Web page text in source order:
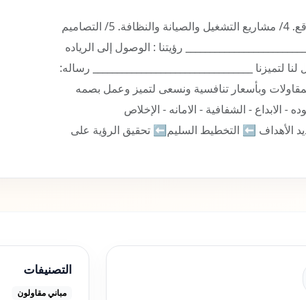
خدماتنا: 1/ ادارة المشاريع. 2/ تشييد المباني. 3/ أعمال تطوير المواقع. 4/ مشاريع التشغيل والصيانة والنظافة. 5/ التصاميم
الهندسيه. ________________________________ رؤيتنا : الوصول إلى الرياده
لتميزنا _________________________________ رساله:
وبأسعار تنافسية ونسعى لتميز وعمل بصمه
- الابداع - الشفافية - الامانه - الإخلاص
الأهداف ⬅️ التخطيط السليم⬅️ تحقيق الرؤية على
التصنيفات
مباني مقاولون